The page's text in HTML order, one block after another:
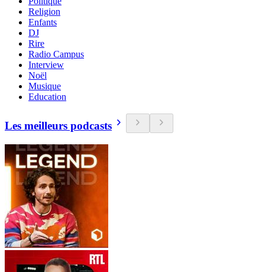
Religion
Enfants
DJ
Rire
Radio Campus
Interview
Noël
Musique
Education
Les meilleurs podcasts